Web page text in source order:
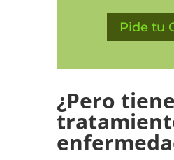
Pide tu
¿Pero tiene